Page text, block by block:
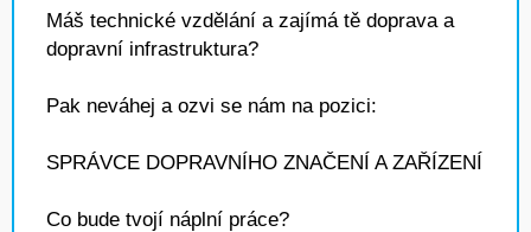
Máš technické vzdělání a zajímá tě doprava a
dopravní infrastruktura?
Pak neváhej a ozvi se nám na pozici:
SPRÁVCE DOPRAVNÍHO ZNAČENÍ A ZAŘÍZENÍ
Co bude tvojí náplní práce?